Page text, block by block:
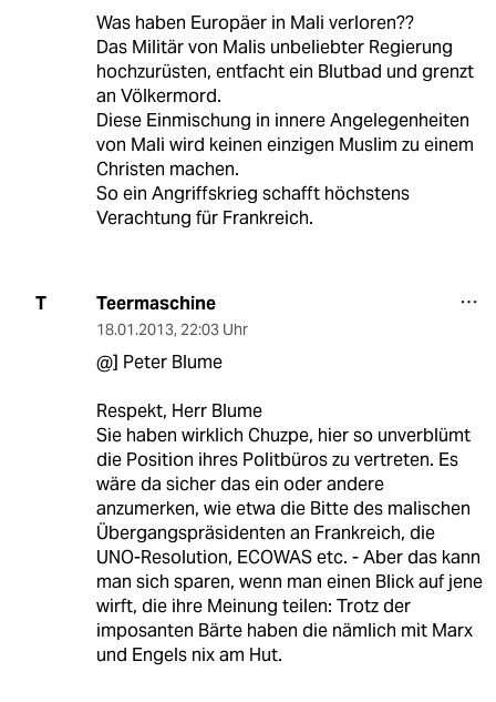
Was haben Europäer in Mali verloren??
Das Militär von Malis unbeliebter Regierung
hochzurüsten, entfacht ein Blutbad und grenzt
an Völkermord.
Diese Einmischung in innere Angelegenheiten
von Mali wird keinen einzigen Muslim zu einem
Christen machen.
So ein Angriffskrieg schafft höchstens
Verachtung für Frankreich.
T Teermaschine
18.01.2013, 22:03 Uhr
@] Peter Blume
Respekt, Herr Blume
Sie haben wirklich Chuzpe, hier so unverblümt
die Position ihres Politbüros zu vertreten. Es
wäre da sicher das ein oder andere
anzumerken, wie etwa die Bitte des malischen
Übergangspräsidenten an Frankreich, die
UNO-Resolution, ECOWAS etc. - Aber das kann
man sich sparen, wenn man einen Blick auf jene
wirft, die ihre Meinung teilen: Trotz der
imposanten Bärte haben die nämlich mit Marx
und Engels nix am Hut.